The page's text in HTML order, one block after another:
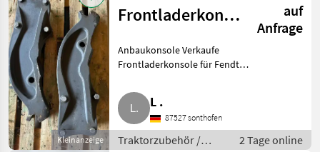
Kleinanzeige
Frontladerkonsole
Baureihe com1
auf
Anfrage
Anbaukonsole Verkaufe
Frontladerkonsole für Fendt
Befestigungsmaterial. Der
Verkauf erfolgt unter
Ausschluss jeglicher
Gewährleistun
L .
87527 sonthofen
Traktorzubehör /
2 Tage online